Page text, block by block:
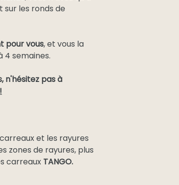
sur les ronds de
pour vous, et vous la
4 semaines.
n'hésitez pas à
!
et les rayures
zones de rayures, plus
carreaux TANGO.